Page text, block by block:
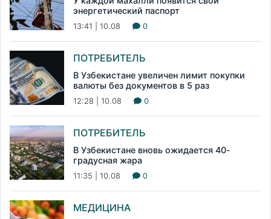
энергетический паспорт
13:41 | 10.08 0
ПОТРЕБИТЕЛЬ
В Узбекистане увеличен лимит покупки
валюты без документов в 5 раз
12:28 | 10.08 0
ПОТРЕБИТЕЛЬ
В Узбекистане вновь ожидается 40-
градусная жара
11:35 | 10.08 0
МЕДИЦИНА